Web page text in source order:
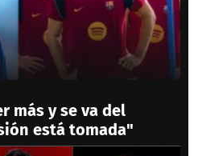
más y se va del
está tomada"